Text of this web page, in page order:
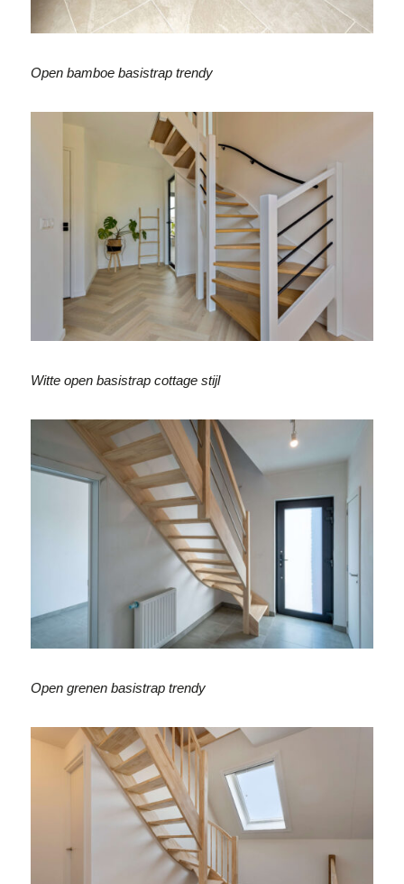
Open bamboe basistrap trendy
Witte open basistrap cottage stijl
Open grenen basistrap trendy